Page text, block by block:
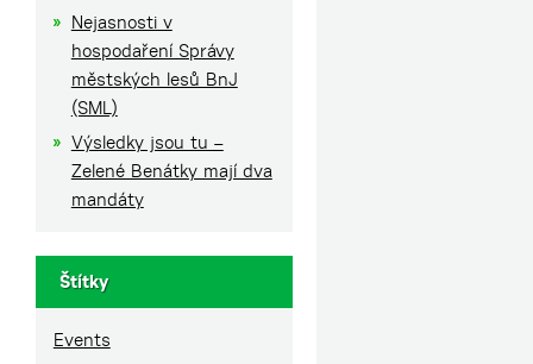
Nejasnosti v
hospodaření Správy
městských lesů BnJ
(SML)
Výsledky jsou tu –
Zelené Benátky mají dva
mandáty
Štítky
Events